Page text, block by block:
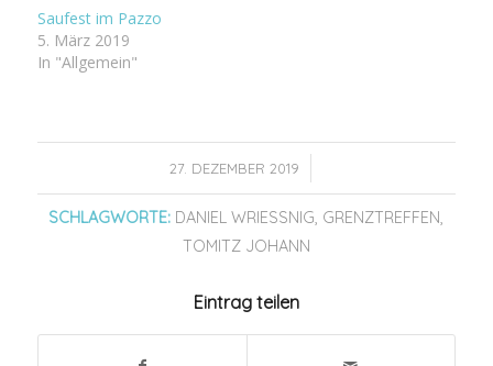
Saufest im Pazzo
5. März 2019
In "Allgemein"
27. DEZEMBER 2019
/
SCHLAGWORTE: DANIEL WRIESSNIG, GRENZTREFFEN,
TOMITZ JOHANN
Eintrag teilen